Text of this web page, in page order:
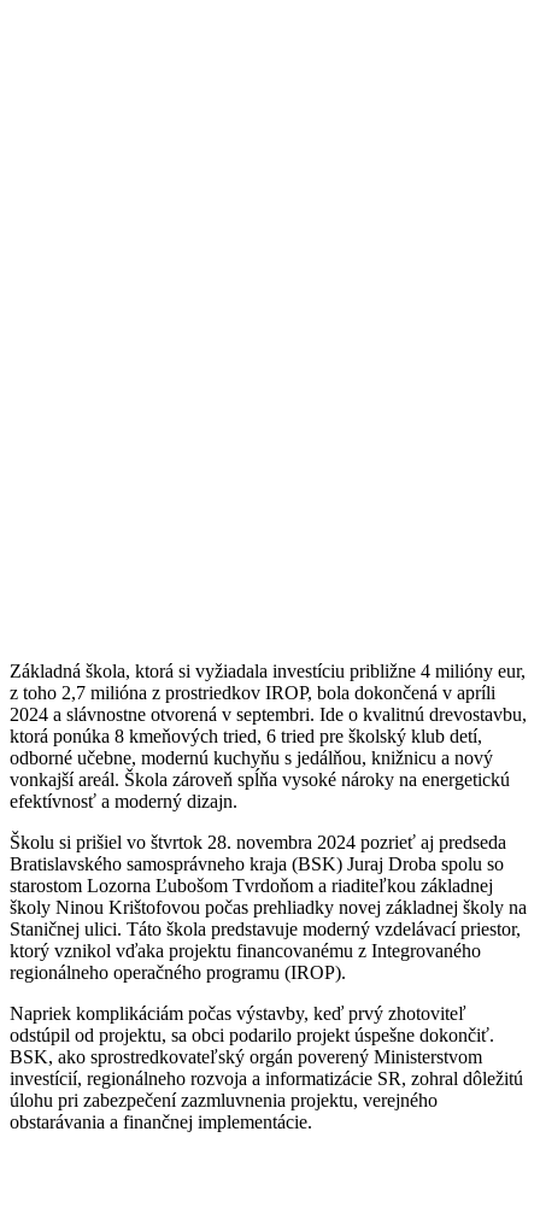
Základná škola, ktorá si vyžiadala investíciu približne 4 milióny eur,
z toho 2,7 milióna z prostriedkov IROP, bola dokončená v apríli
2024 a slávnostne otvorená v septembri. Ide o kvalitnú drevostavbu,
ktorá ponúka 8 kmeňových tried, 6 tried pre školský klub detí,
odborné učebne, modernú kuchyňu s jedálňou, knižnicu a nový
vonkajší areál. Škola zároveň spĺňa vysoké nároky na energetickú
efektívnosť a moderný dizajn.
Školu si prišiel vo štvrtok 28. novembra 2024 pozrieť aj predseda
Bratislavského samosprávneho kraja (BSK) Juraj Droba spolu so
starostom Lozorna Ľubošom Tvrdoňom a riaditeľkou základnej
školy Ninou Krištofovou počas prehliadky novej základnej školy na
Staničnej ulici. Táto škola predstavuje moderný vzdelávací priestor,
ktorý vznikol vďaka projektu financovanému z Integrovaného
regionálneho operačného programu (IROP).
Napriek komplikáciám počas výstavby, keď prvý zhotoviteľ
odstúpil od projektu, sa obci podarilo projekt úspešne dokončiť.
BSK, ako sprostredkovateľský orgán poverený Ministerstvom
investícií, regionálneho rozvoja a informatizácie SR, zohral dôležitú
úlohu pri zabezpečení zazmluvnenia projektu, verejného
obstarávania a finančnej implementácie.